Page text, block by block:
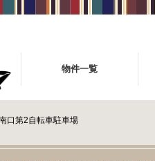
物件一覧
口第2自転車駐車場